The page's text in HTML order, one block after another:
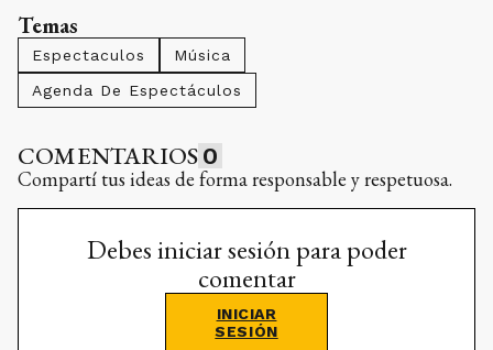
Temas
Espectaculos
Música
Agenda De Espectáculos
COMENTARIOS 0
Compartí tus ideas de forma responsable y respetuosa.
Debes iniciar sesión para poder
comentar
INICIAR
SESIÓN